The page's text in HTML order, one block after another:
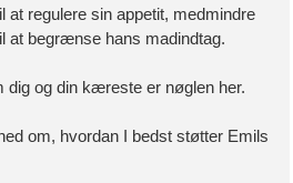
at regulere sin appetit, medmindre
at begrænse hans madindtag.
dig og din kæreste er nøglen her.
om, hvordan I bedst støtter Emils